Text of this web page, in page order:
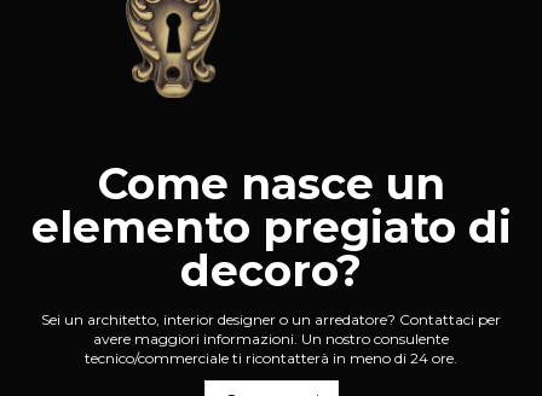
Come nasce un
elemento pregiato di
decoro?
Sei un architetto, interior designer o un arredatore? Contattaci per
avere maggiori informazioni. Un nostro consulente
tecnico/commerciale ti ricontatterà in meno di 24 ore.